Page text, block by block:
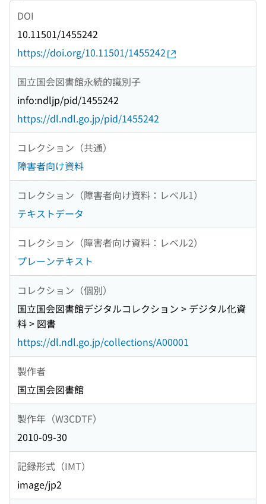
DOI
10.11501/1455242
https://doi.org/10.11501/1455242
国立国会図書館永続的識別子
info:ndljp/pid/1455242
https://dl.ndl.go.jp/pid/1455242
コレクション（共通）
障害者向け資料
コレクション（障害者向け資料：レベル1）
テキストデータ
コレクション（障害者向け資料：レベル2）
プレーンテキスト
コレクション（個別）
国立国会図書館デジタルコレクション > デジタル化資
料 > 図書
https://dl.ndl.go.jp/collections/A00001
製作者
国立国会図書館
製作年（W3CDTF）
2010-09-30
記録形式（IMT）
image/jp2